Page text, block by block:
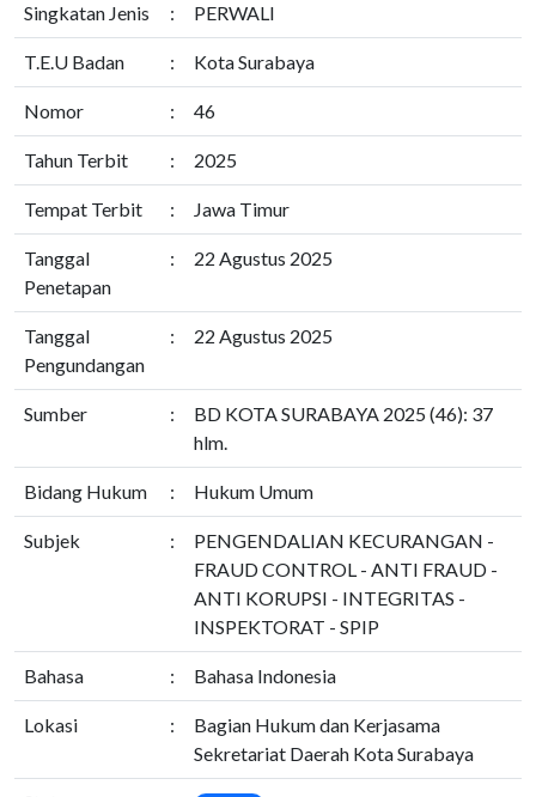
Singkatan Jenis : PERWALI
T.E.U Badan : Kota Surabaya
Nomor : 46
Tahun Terbit : 2025
Tempat Terbit : Jawa Timur
Tanggal
Penetapan
: 22 Agustus 2025
Tanggal
Pengundangan
: 22 Agustus 2025
Sumber :
BD KOTA SURABAYA 2025 (46): 37
hlm.
Bidang Hukum : Hukum Umum
Subjek :
PENGENDALIAN KECURANGAN -
FRAUD CONTROL - ANTI FRAUD -
ANTI KORUPSI - INTEGRITAS -
INSPEKTORAT - SPIP
Bahasa : Bahasa Indonesia
Lokasi :
Bagian Hukum dan Kerjasama
Sekretariat Daerah Kota Surabaya